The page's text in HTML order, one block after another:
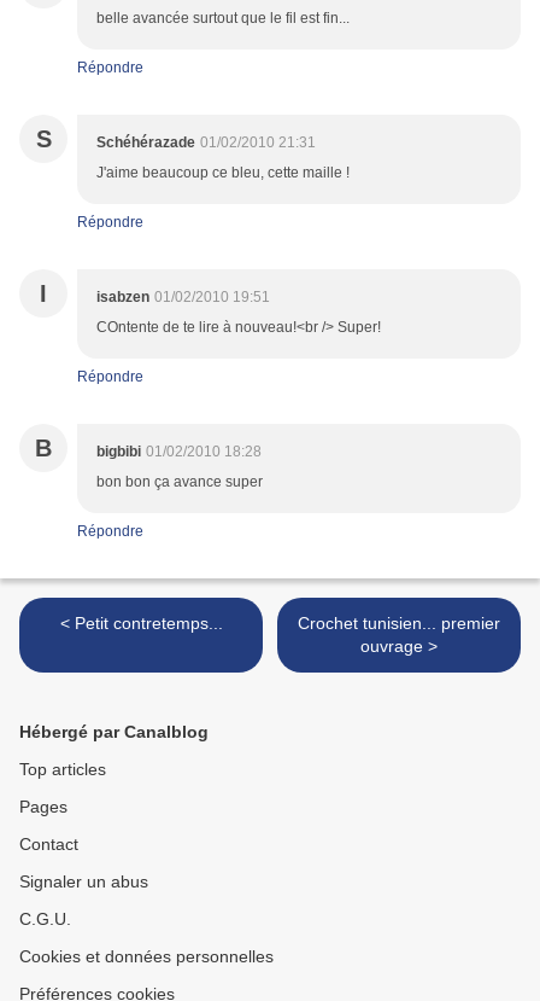
belle avancée surtout que le fil est fin...
Répondre
S Schéhérazade 01/02/2010 21:31
J'aime beaucoup ce bleu, cette maille !
Répondre
I isabzen 01/02/2010 19:51
COntente de te lire à nouveau!<br /> Super!
Répondre
B bigbibi 01/02/2010 18:28
bon bon ça avance super
Répondre
< Petit contretemps...
Crochet tunisien... premier
ouvrage >
Hébergé par Canalblog
Top articles
Pages
Contact
Signaler un abus
C.G.U.
Cookies et données personnelles
Préférences cookies